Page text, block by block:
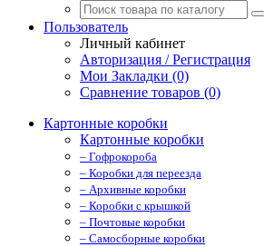
Пользователь
Личный кабинет
Авторизация / Регистрация
Мои Закладки (0)
Сравнение товаров (0)
Картонные коробки
Картонные коробки
– Гофрокороба
– Коробки для переезда
– Архивные коробки
– Коробки с крышкой
– Почтовые коробки
– Самосборные коробки